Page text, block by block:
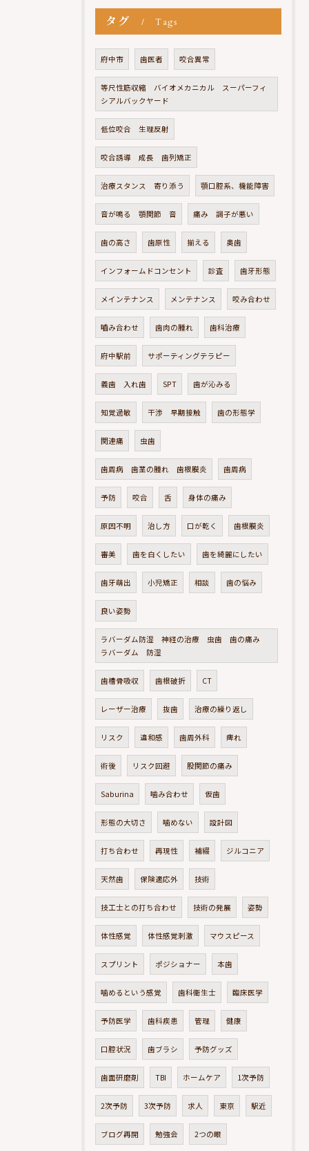
タグ Tags
府中市 歯医者 咬合異常
等尺性筋収縮 バイオメカニカル スーパーフィ
シアルバックヤード
低位咬合 生理反射
咬合誘導 成長 歯列矯正
治療スタンス 寄り添う 顎口腔系、機能障害
音が鳴る 顎関節 音 痛み 調子が悪い
歯の高さ 歯原性 揃える 奥歯
インフォームドコンセント 診査 歯牙形態
メインテナンス メンテナンス 咬み合わせ
嚙み合わせ 歯肉の腫れ 歯科治療
府中駅前 サポーティングテラピー
義歯 入れ歯 SPT 歯が沁みる
知覚過敏 干渉 早期接触 歯の形態学
関連痛 虫歯
歯周病 歯茎の腫れ 歯根膜炎 歯周病
予防 咬合 舌 身体の痛み
原因不明 治し方 口が乾く 歯根膜炎
審美 歯を白くしたい 歯を綺麗にしたい
歯牙萌出 小児矯正 相談 歯の悩み
良い姿勢
ラバーダム防湿 神経の治療 虫歯 歯の痛み
ラバーダム 防湿
歯槽骨吸収 歯根破折 CT
レーザー治療 抜歯 治療の繰り返し
リスク 違和感 歯周外科 痺れ
術後 リスク回避 股関節の痛み
Saburina 噛み合わせ 仮歯
形態の大切さ 噛めない 設計図
打ち合わせ 再現性 補綴 ジルコニア
天然歯 保険適応外 技術
技工士との打ち合わせ 技術の発展 姿勢
体性感覚 体性感覚刺激 マウスピース
スプリント ポジショナー 本歯
噛めるという感覚 歯科衛生士 臨床医学
予防医学 歯科疾患 管理 健康
口腔状況 歯ブラシ 予防グッズ
歯面研磨剤 TBI ホームケア 1次予防
2次予防 3次予防 求人 東京 駅近
ブログ再開 勉強会 2つの眼